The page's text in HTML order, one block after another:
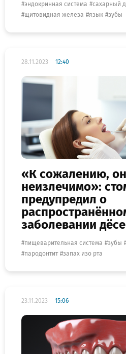
эндокринная система
сахарный
щитовидная железа
язык зубы
28.11.2023 12:40
«К сожалению,
неизлечимо»:
предупредил о
заболевании
пищеварительная система зубы
пародонтит
запах изо рта
23.11.2023 15:06